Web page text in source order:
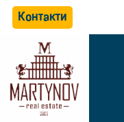
Контакти